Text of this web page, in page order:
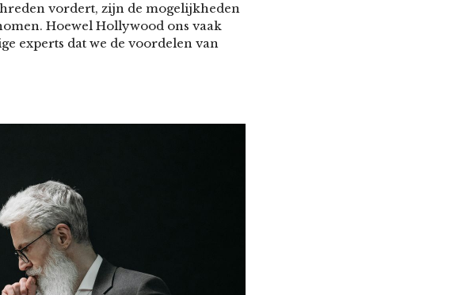
vordert, zijn de mogelijkheden
Hoewel Hollywood ons vaak
experts dat we de voordelen van